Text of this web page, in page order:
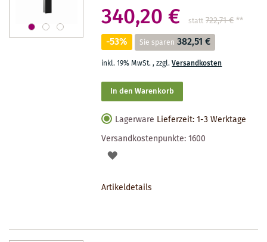
340,20 € statt 722,71 €**
-53% Sie sparen 382,51 €
inkl. 19% MwSt.,zzgl.Versandkosten
In den Warenkorb
Lagerware Lieferzeit: 1-3 Werktage
Versandkostenpunkte:1600
AUF
Artikeldetails